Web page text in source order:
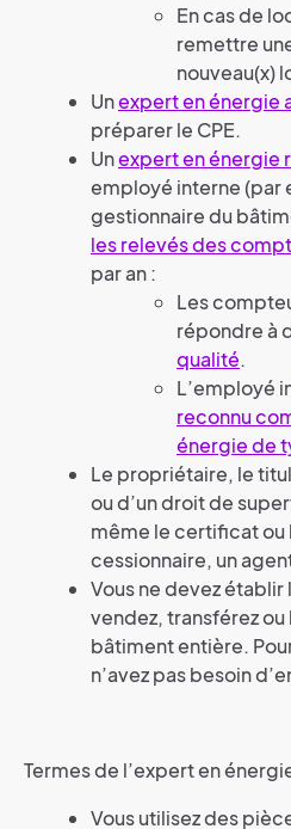
En cas de
remettre
nouveau(x)
Unexpert en énergie
préparer le CPE.
Unexpert en énergie
employé interne (par
gestionnaire du
les relevés des
par an :
Les
répondre à
qualité.
L’employé
reconnu
énergie de
Le propriétaire, le
ou d’un droit de
même le certificat ou
cessionnaire, un
Vous ne devez établir
vendez, transférez ou
bâtiment entière.
n’avez pas besoin
Termes de l’expert en
Vous utilisez des